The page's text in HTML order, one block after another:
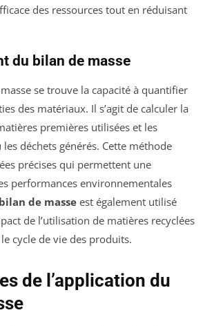
des ressources tout en réduisant
du bilan de masse
se trouve la capacité à quantifier
des matériaux. Il s’agit de calculer la
premières utilisées et les
déchets générés. Cette méthode
précises qui permettent une
performances environnementales
bilan de masse est également utilisé
de l’utilisation de matières recyclées
cycle de vie des produits.
de l’application du